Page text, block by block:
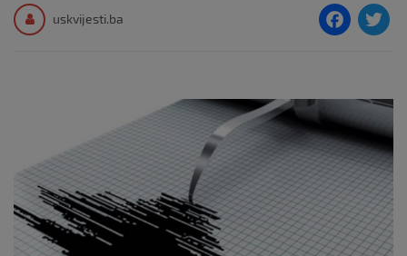
uskvijesti.ba
F
e
b
o
o
k